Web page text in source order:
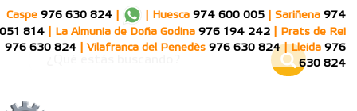
Caspe 976 630 824 Huesca 974 600 005 Sariñena 974
051 814
La Almunia de Doña Godina 976 194 242
Prats de Rei
976 630 824
Vilafranca del Penedès 976 630 824 Lleida 976
630 824